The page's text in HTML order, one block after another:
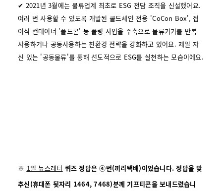
✔ 2021년 3월에는 물류업계 최초로 ESG 전담 조직을 신설했어요.
여러 번 사용할 수 있도록 개발된 콜드체인 전용 'CoCon Box', 접
이식 컨테이너 '폴드콘' 등 풀링 사업을 주축으로 물류기기를 반복
사용하거나 공동사용하는 친환경 전략을 강화하고 있어요. 제일 자
신 있는 '공동물류'를 통해 선도적으로 ESG를 실천하는 모습이에요.
※ 1일 뉴스레터 퀴즈 정답은 ④번(끼리택배)이었습니다. 정답을 맞
추신(휴대폰 뒷자리 1464, 7468)분께 기프티콘을 보내드렸습니